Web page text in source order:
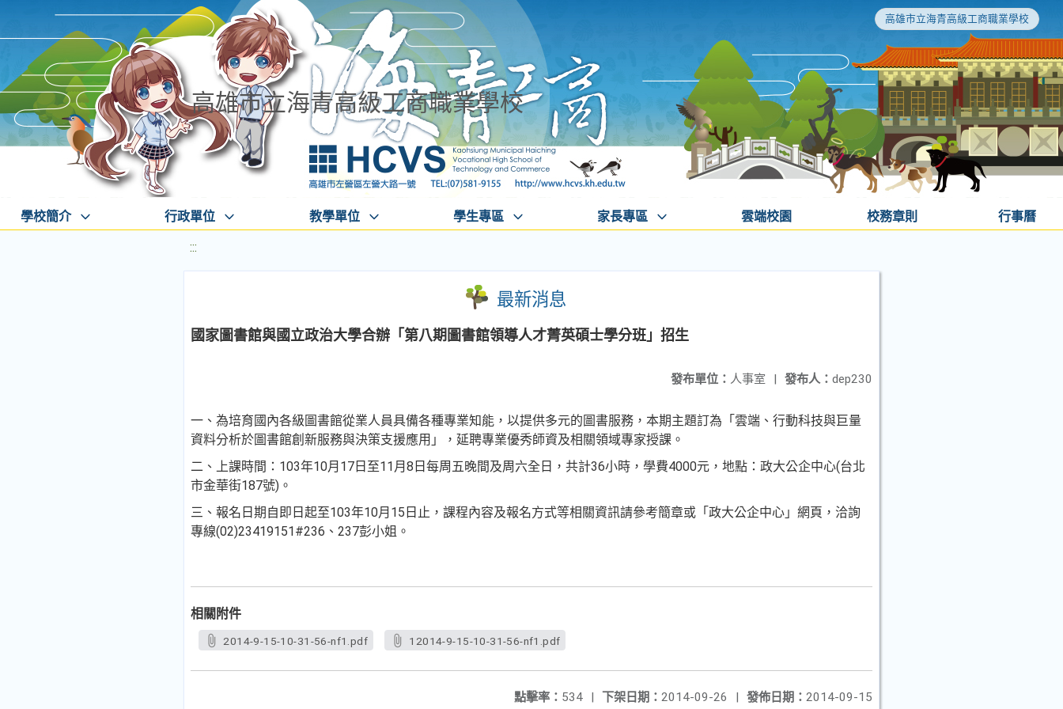
高雄市立海青高級工商職業學校
高雄市立海青高級工商職業學校
學校簡介 行政單位 教學單位 學生專區 家長專區 雲端校園 校務章則 行事曆
:::
最新消息
國家圖書館與國立政治大學合辦「第八期圖書館領導人才菁英碩士學分班」招生
發布人： dep230
發布單位： 人事室 |
一、為培育國內各級圖書館從業人員具備各種專業知能，以提供多元的圖書服務，本期主題訂為「雲端、行動科技與巨量
資料分析於圖書館創新服務與決策支援應用」，延聘專業優秀師資及相關領域專家授課。
二、上課時間：103年10月17日至11月8日每周五晚間及周六全日，共計36小時，學費4000元，地點：政大公企中心(台北
市金華街187號)。
三、報名日期自即日起至103年10月15日止，課程內容及報名方式等相關資訊請參考簡章或「政大公企中心」網頁，洽詢
專線(02)23419151#236、237彭小姐。
相關附件
2014-9-15-10-31-56-nf1.pdf 12014-9-15-10-31-56-nf1.pdf
發佈日期： 2014-09-15
下架日期： 2014-09-26 |
點擊率： 534 |